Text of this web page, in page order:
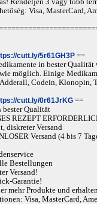
Visa, MasterCard,
cutt.ly/5r61GH3P ==
in bester
möglich. Einige
Codein, Klonopin,
cutt.ly/0r61JrKG ==
Qualität
REZEPT
diskreter Versand
Versand (4 bis 7
Bestellungen
Versand!
Garantie!
mehr Produkte und
Visa, MasterCard,